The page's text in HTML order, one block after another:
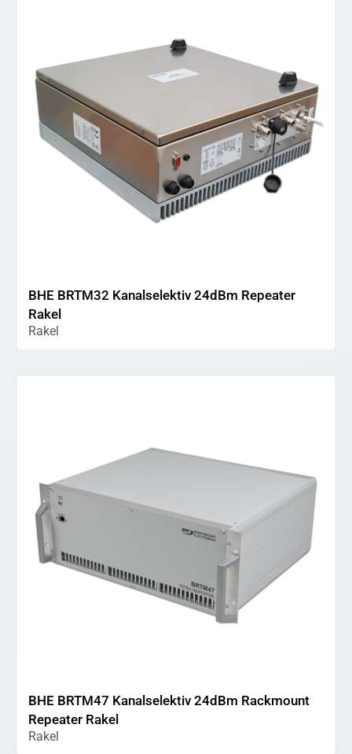
BHE BRTM32 Kanalselektiv 24dBm Repeater
Rakel
Rakel
BHE BRTM47 Kanalselektiv 24dBm Rackmount
Repeater Rakel
Rakel